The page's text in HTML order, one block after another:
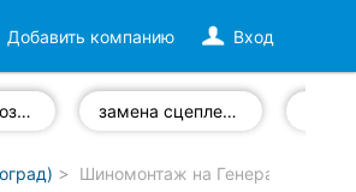
Вход
Добавить компанию
замена тормозных колодок замена сцепления
Шиномонтаж на Генерала